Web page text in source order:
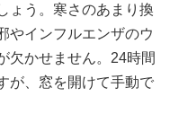
ょう。寒さのあまり換
やインフルエンザのウ
欠かせません。24時間
が、窓を開けて手動で